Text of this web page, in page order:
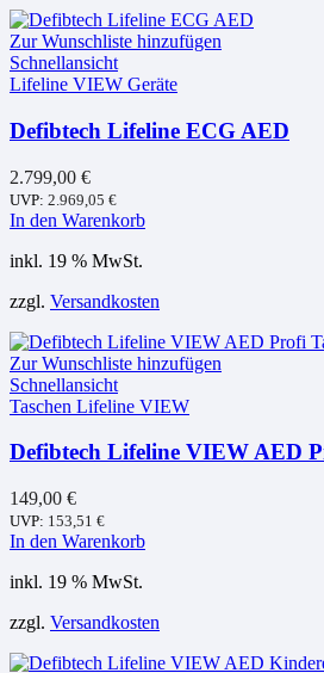
Zur Wunschliste hinzufügen
Schnellansicht
Lifeline VIEW Geräte
Defibtech Lifeline ECG AED
2.799,00 €
UVP: 2.969,05 €
In den Warenkorb
inkl. 19 % MwSt.
zzgl. Versandkosten
Zur Wunschliste hinzufügen
Schnellansicht
Taschen Lifeline VIEW
Defibtech Lifeline VIEW AED
149,00 €
UVP: 153,51 €
In den Warenkorb
inkl. 19 % MwSt.
zzgl. Versandkosten